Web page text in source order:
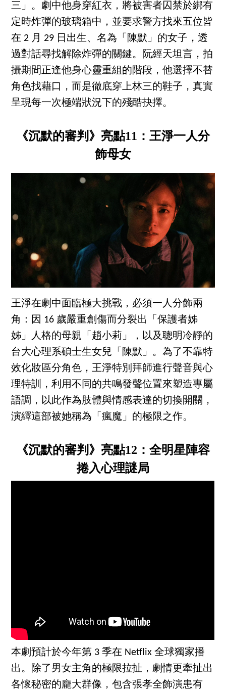
三」。劇中他身穿紅衣，將被害者囚禁於綁有
定時炸彈的玻璃箱中，並要求警方找來五位皆
在 2 月 29 日出生、名為「陳默」的女子，透
過對話尋找解除炸彈的關鍵。阮經天坦言，拍
攝期間正逢他身心靈重組的階段，他選擇不替
角色找藉口，而是徹底穿上林三的鞋子，真實
呈現每一次極端狀況下的殘酷抉擇。
《沉默的審判》亮點11：王淨一人分
飾母女
王淨在劇中面臨極大挑戰，必須一人分飾兩
角：因 16 歲嚴重創傷而分裂出「保護者姊
姊」人格的母親「趙小莉」，以及聰明冷靜的
台大心理系碩士生女兒「陳默」。為了不靠特
效化妝區分角色，王淨特別拜師進行聲音與心
理特訓，利用不同的共鳴發聲位置來塑造專屬
語調，以此作為肢體與情感表達的切換開關，
演繹這部被她稱為「瘋魔」的極限之作。
《沉默的審判》亮點12：全明星陣容
捲入心理謎局
本劇預計於今年第 3 季在 Netflix 全球獨家播
出。除了男女主角的極限拉扯，劇情更牽扯出
各懷秘密的龐大群像，包含張孝全飾演患有